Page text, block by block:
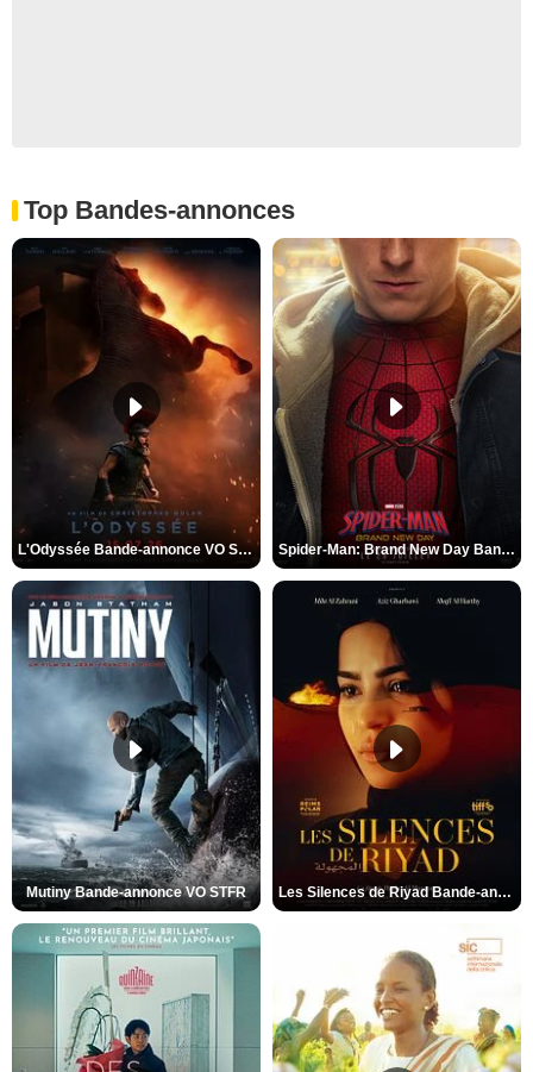
Top Bandes-annonces
L'Odyssée Bande-annonce VO STFR Spider-Man: Brand New Day Bande-annonce VO STFR
Mutiny Bande-annonce VO STFR Les Silences de Riyad Bande-annonce VO STFR